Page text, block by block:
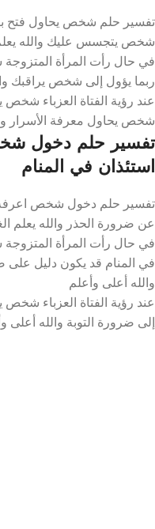
تفسير حلم شخص يحاول فتح
شخص يتجسس عليك والله
في حال رأت المرأة
ربما يؤول إلى شخص يراقبك
عند رؤية الفتاة العزباء
شخص يحاول معرفة الأسرار
تفسير حلم دخول
استئذان في المنام
تفسير حلم دخول شخص اعرفه
عن ضرورة الحذر والله يعلم
في حال رأت المرأة
في المنام قد يكون دليل على
والله أعلى وأعلم
عند رؤية الفتاة العزباء
إلى ضرورة التوبة والله أعلى